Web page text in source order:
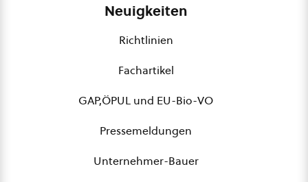
Neuigkeiten
Richtlinien
Fachartikel
GAP,ÖPUL und EU-Bio-VO
Pressemeldungen
Unternehmer-Bauer